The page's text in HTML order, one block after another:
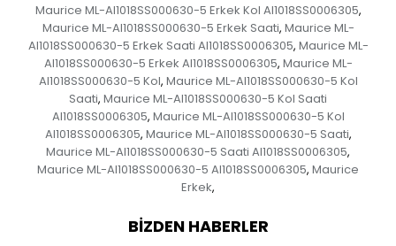
Maurice ML-AI1018SS000630-5 Erkek Kol AI1018SS0006305,
Maurice ML-AI1018SS000630-5 Erkek Saati, Maurice ML-
AI1018SS000630-5 Erkek Saati AI1018SS0006305, Maurice ML-
AI1018SS000630-5 Erkek AI1018SS0006305, Maurice ML-
AI1018SS000630-5 Kol, Maurice ML-AI1018SS000630-5 Kol
Saati, Maurice ML-AI1018SS000630-5 Kol Saati
AI1018SS0006305, Maurice ML-AI1018SS000630-5 Kol
AI1018SS0006305, Maurice ML-AI1018SS000630-5 Saati,
Maurice ML-AI1018SS000630-5 Saati AI1018SS0006305,
Maurice ML-AI1018SS000630-5 AI1018SS0006305, Maurice
Erkek,
BIZDEN HABERLER